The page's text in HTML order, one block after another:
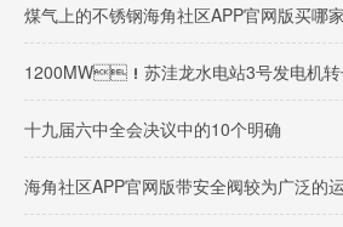
煤气上的不锈钢海角社区APP官网版买哪
1200MW！苏洼龙水电站3号发电机转子
十九届六中全会决议中的10个明确
海角社区APP官网版带安全阀较为广泛的